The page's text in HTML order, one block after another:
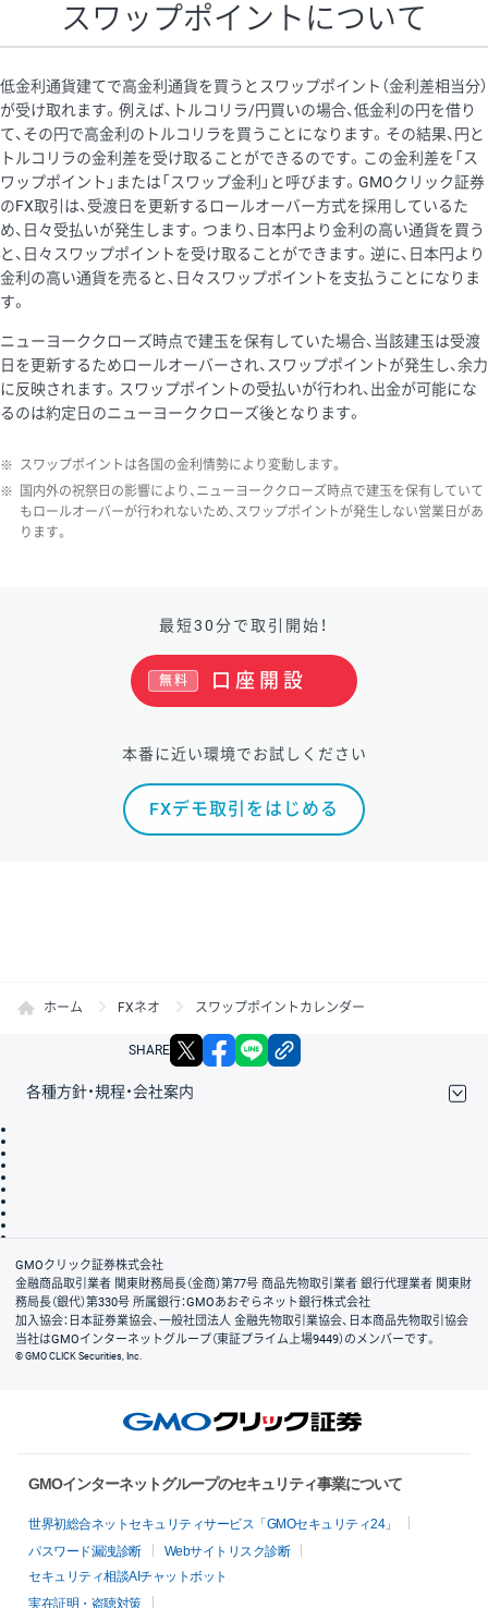
スワップポイントについて
低金利通貨建てで高金利通貨を買うとスワップポイント（金利差相当分）
が受け取れます。例えば、トルコリラ/円買いの場合、低金利の円を借り
て、その円で高金利のトルコリラを買うことになります。その結果、円と
トルコリラの金利差を受け取ることができるのです。この金利差を「ス
ワップポイント」または「スワップ金利」と呼びます。GMOクリック証券
のFX取引は、受渡日を更新するロールオーバー方式を採用しているた
め、日々受払いが発生します。つまり、日本円より金利の高い通貨を買う
と、日々スワップポイントを受け取ることができます。逆に、日本円より
金利の高い通貨を売ると、日々スワップポイントを支払うことになりま
す。
ニューヨーククローズ時点で建玉を保有していた場合、当該建玉は受渡
日を更新するためロールオーバーされ、スワップポイントが発生し、余力
に反映されます。スワップポイントの受払いが行われ、出金が可能にな
るのは約定日のニューヨーククローズ後となります。
※ スワップポイントは各国の金利情勢により変動します。
※
国内外の祝祭日の影響により、ニューヨーククローズ時点で建玉を保有していて
もロールオーバーが行われないため、スワップポイントが発生しない営業日があ
ります。
最短30分で取引開始！
口座開設
無料
本番に近い環境でお試しください
FXデモ取引をはじめる
ホーム FXネオ スワップポイントカレンダー
SHARE X facebook
各種方針・規程・会社案内
会社案内
GMOクリック証券株式会社
金融商品取引業者 関東財務局長（金商）第77号 商品先物取引業者 銀行代理業者 関東財
務局長（銀代）第330号 所属銀行：GMOあおぞらネット銀行株式会社
加入協会：日本証券業協会、一般社団法人 金融先物取引業協会、日本商品先物取引協会
当社はGMOインターネットグループ（東証プライム上場9449）のメンバーです。
© GMO CLICK Securities, Inc.
GMOインターネットグループのセキュリティ事業について
世界初総合ネットセキュリティサービス「GMOセキュリティ24」
パスワード漏洩診断
Webサイトリスク診断
セキュリティ相談AIチャットボット
実在証明・盗聴対策